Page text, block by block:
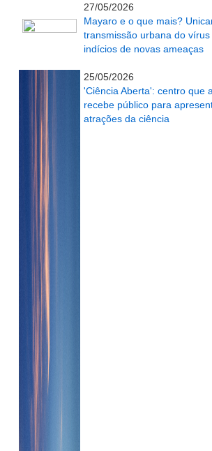
27/05/2026
Mayaro e o que mais?
transmissão urbana do
indícios de novas ameaças
25/05/2026
'Ciência Aberta': centro que
recebe público para
atrações da ciência